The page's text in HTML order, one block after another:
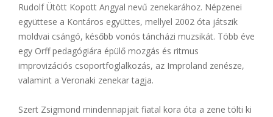
Rudolf Ütött Kopott Angyal nevű zenekarához. Népzenei
együttese a Kontáros együttes, mellyel 2002 óta játszik
moldvai csángó, később vonós táncházi muzsikát. Több éve
egy Orff pedagógiára épülő mozgás és ritmus
improvizációs csoportfoglalkozás, az Improland zenésze,
valamint a Veronaki zenekar tagja.
Szert Zsigmond mindennapjait fiatal kora óta a zene tölti ki